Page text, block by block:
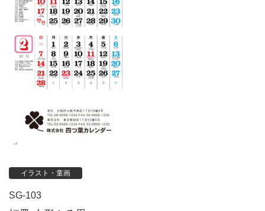
イラスト・童画
SG-103